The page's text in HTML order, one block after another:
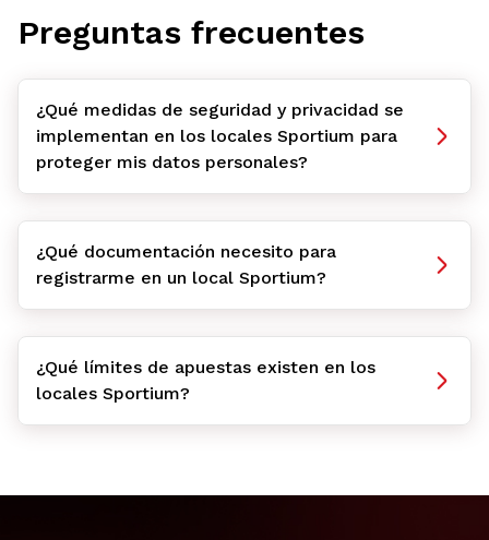
Preguntas frecuentes
¿Qué medidas de seguridad y privacidad se
implementan en los locales Sportium para
proteger mis datos personales?
¿Qué documentación necesito para
registrarme en un local Sportium?
¿Qué límites de apuestas existen en los
locales Sportium?